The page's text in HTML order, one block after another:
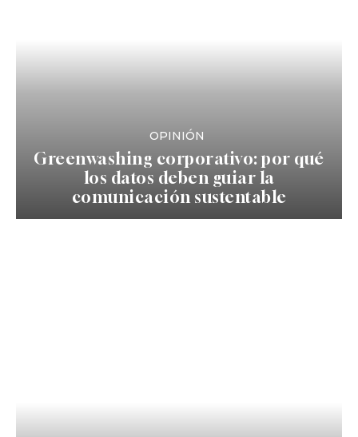
OPINIÓN
Greenwashing corporativo: por qué
los datos deben guiar la
comunicación sustentable